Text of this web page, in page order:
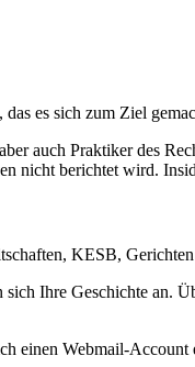
es sich zum Ziel
auch Praktiker des
nicht berichtet wird.
KESB,
Ihre Geschichte an.
einen Webmail-